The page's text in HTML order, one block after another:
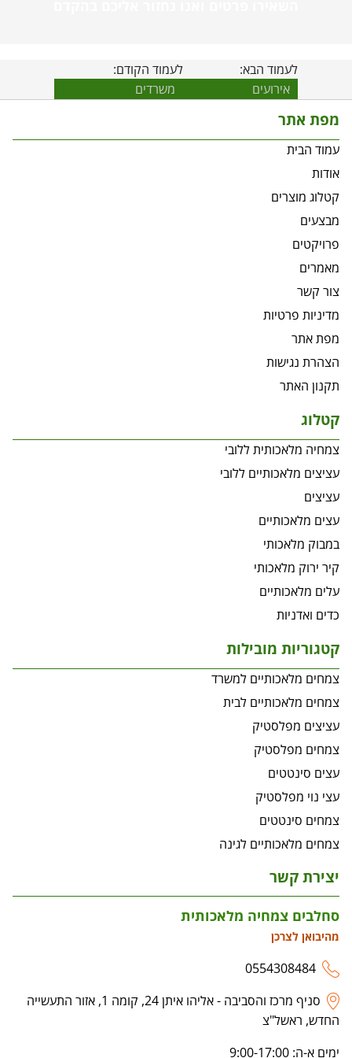
לעמוד הקודם:
משרדים
לעמוד הבא:
אירועים
מפת אתר
עמוד הבית
אודות
קטלוג מוצרים
מבצעים
פרויקטים
מאמרים
צור קשר
מדיניות פרטיות
מפת אתר
הצהרת נגישות
תקנון האתר
קטלוג
צמחיה מלאכותית ללובי
עציצים מלאכותיים ללובי
עציצים
עצים מלאכותיים
במבוק מלאכותי
קיר ירוק מלאכותי
עלים מלאכותיים
כדים ואדניות
קטגוריות מובילות
צמחים מלאכותיים למשרד
צמחים מלאכותיים לבית
עציצים מפלסטיק
צמחים מפלסטיק
עצים סינטטים
עצי נוי מפלסטיק
צמחים סינטטים
צמחים מלאכותיים לגינה
יצירת קשר
סחלבים צמחיה מלאכותית
מהיבואן לצרכן
0554308484
סניף מרכז והסביבה - אליהו איתן 24, קומה 1, אזור התעשייה
החדש, ראשל"צ
ימים א-ה: 9:00-17:00